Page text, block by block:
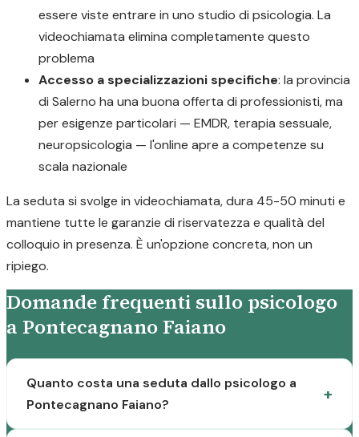
essere viste entrare in uno studio di psicologia. La
videochiamata elimina completamente questo
problema
Accesso a specializzazioni specifiche: la provincia
di Salerno ha una buona offerta di professionisti, ma
per esigenze particolari — EMDR, terapia sessuale,
neuropsicologia — l'online apre a competenze su
scala nazionale
La seduta si svolge in videochiamata, dura 45-50 minuti e
mantiene tutte le garanzie di riservatezza e qualità del
colloquio in presenza. È un'opzione concreta, non un
ripiego.
Domande frequenti sullo psicologo
a Pontecagnano Faiano
Quanto costa una seduta dallo psicologo a
Pontecagnano Faiano?